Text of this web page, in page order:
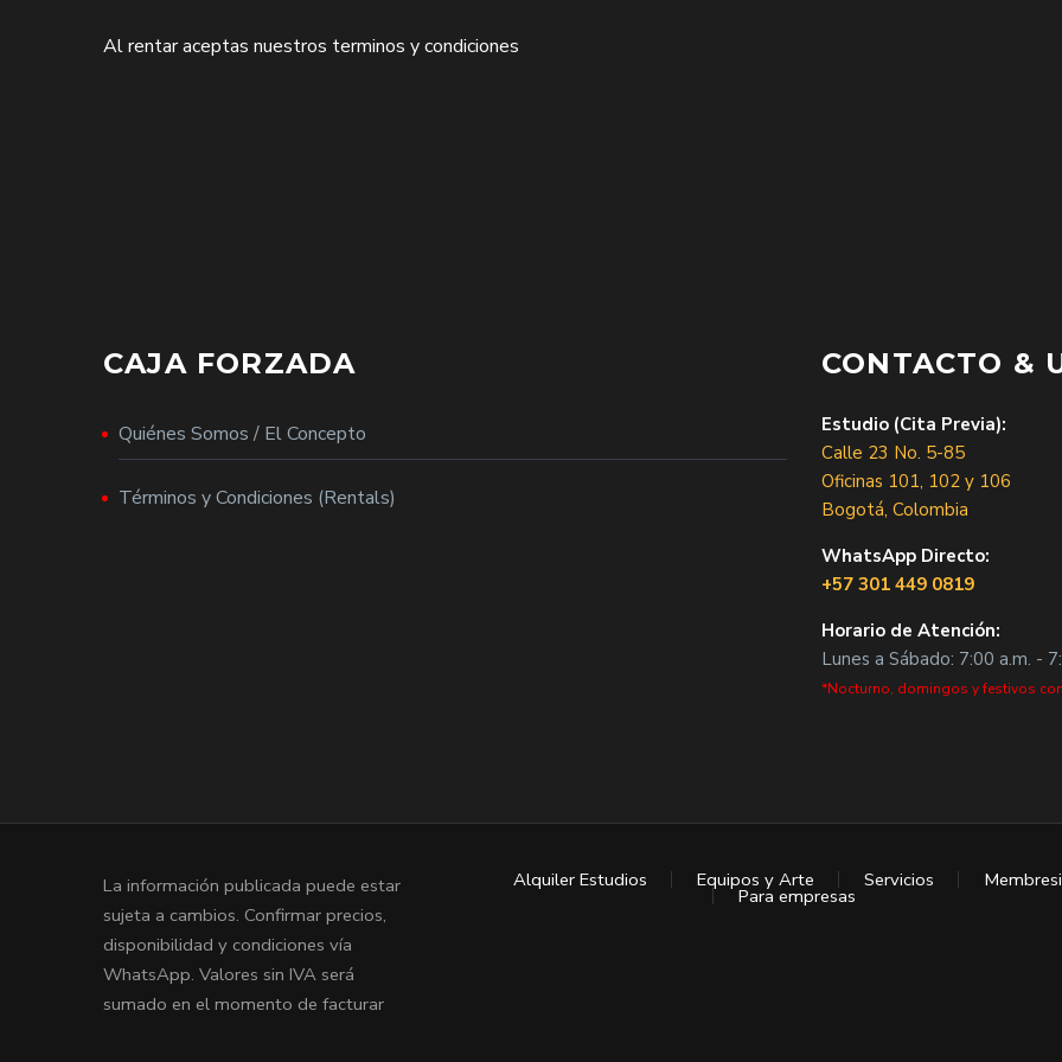
Al rentar aceptas nuestros terminos y condiciones
CAJA FORZADA
Quiénes Somos / El Concepto
Términos y Condiciones (Rentals)
CONTACTO &
Estudio (Cita Previa):
Calle 23 No. 5-85
Oficinas 101, 102 y 106
Bogotá, Colombia
WhatsApp Directo:
+57 301 449 0819
Horario de Atención:
Lunes a Sábado: 7:00 a.m. -
*Nocturno, domingos y festivos
Alquiler Estudios Equipos y Arte Servicios
Para empresas
La información publicada puede estar
sujeta a cambios. Confirmar precios,
disponibilidad y condiciones vía
WhatsApp. Valores sin IVA será
sumado en el momento de facturar